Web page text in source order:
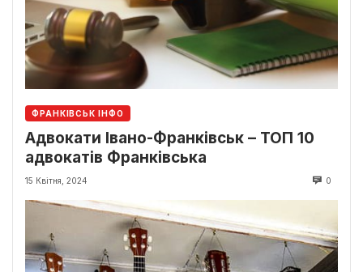
ФРАНКІВСЬК ІНФО
Адвокати Івано-Франківськ – ТОП 10
адвокатів Франківська
15 Квітня, 2024 0